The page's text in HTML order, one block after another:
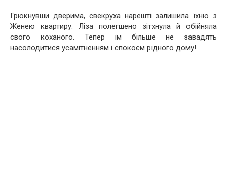
Грюкнувши дверима, свекруха нарешті залишила їхню з
Женею квартиру. Ліза полегшено зітхнула й обійняла
свого коханого. Тепер їм більше не завадять
насолодитися усамітненням і спокоєм рідного дому!